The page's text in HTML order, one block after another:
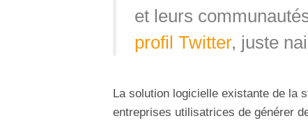
et leurs
profil Twitter, juste
La solution logicielle existante de la
entreprises utilisatrices de générer